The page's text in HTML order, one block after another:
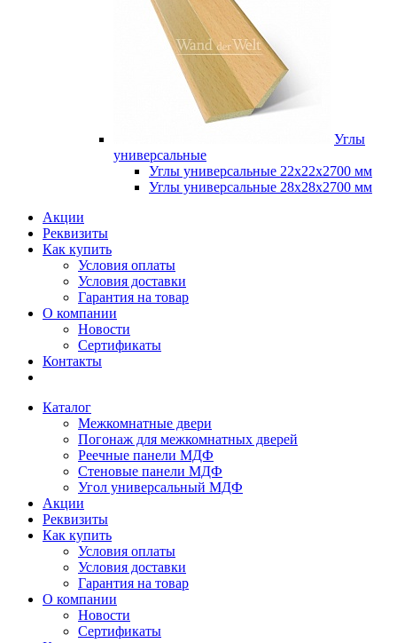
Углы
универсальные
Углы универсальные 22х22х2700 мм
Углы универсальные 28х28х2700 мм
Акции
Реквизиты
Как купить
Условия оплаты
Условия доставки
Гарантия на товар
О компании
Новости
Сертификаты
Контакты
Каталог
Межкомнатные двери
Погонаж для межкомнатных дверей
Реечные панели МДФ
Стеновые панели МДФ
Угол универсальный МДФ
Акции
Реквизиты
Как купить
Условия оплаты
Условия доставки
Гарантия на товар
О компании
Новости
Сертификаты